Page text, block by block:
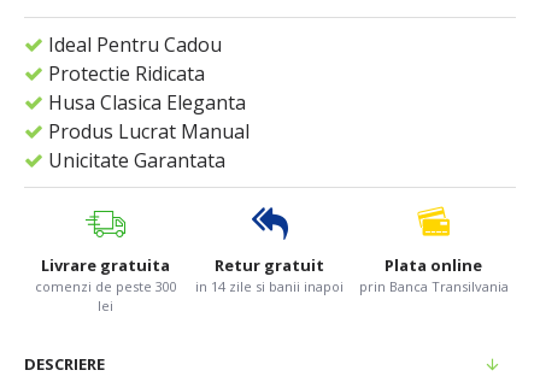
Ideal Pentru Cadou
Protectie Ridicata
Husa Clasica Eleganta
Produs Lucrat Manual
Unicitate Garantata
Livrare gratuita
comenzi de peste 300
lei
Retur gratuit
in 14 zile si banii inapoi
Plata online
prin Banca Transilvania
DESCRIERE